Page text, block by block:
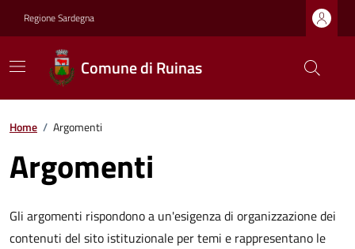
Regione Sardegna
Comune di Ruinas
Home / Argomenti
Argomenti
Gli argomenti rispondono a un'esigenza di organizzazione dei
contenuti del sito istituzionale per temi e rappresentano le